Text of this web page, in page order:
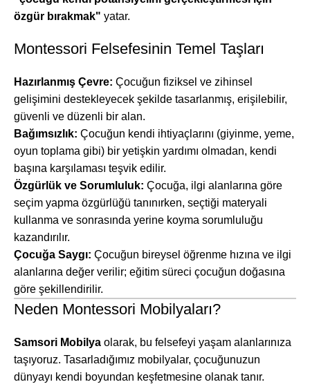
özgür bırakmak" yatar.
Montessori Felsefesinin Temel Taşları
Hazırlanmış Çevre: Çocuğun fiziksel ve zihinsel
gelişimini destekleyecek şekilde tasarlanmış, erişilebilir,
güvenli ve düzenli bir alan.
Bağımsızlık: Çocuğun kendi ihtiyaçlarını (giyinme, yeme,
oyun toplama gibi) bir yetişkin yardımı olmadan, kendi
başına karşılaması teşvik edilir.
Özgürlük ve Sorumluluk: Çocuğa, ilgi alanlarına göre
seçim yapma özgürlüğü tanınırken, seçtiği materyali
kullanma ve sonrasında yerine koyma sorumluluğu
kazandırılır.
Çocuğa Saygı: Çocuğun bireysel öğrenme hızına ve ilgi
alanlarına değer verilir; eğitim süreci çocuğun doğasına
göre şekillendirilir.
Neden Montessori Mobilyaları?
Samsori Mobilya olarak, bu felsefeyi yaşam alanlarınıza
taşıyoruz. Tasarladığımız mobilyalar, çocuğunuzun
dünyayı kendi boyundan keşfetmesine olanak tanır.